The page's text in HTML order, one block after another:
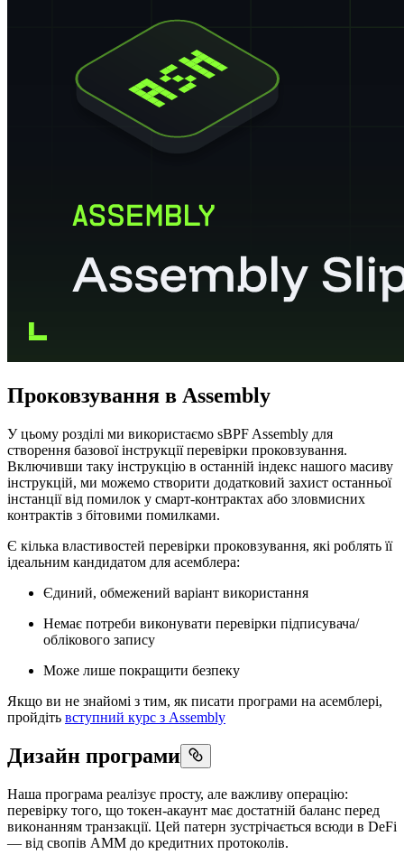
Проковзування в Assembly
У цьому розділі ми використаємо sBPF Assembly для
створення базової інструкції перевірки проковзування.
Включивши таку інструкцію в останній індекс нашого масиву
інструкцій, ми можемо створити додатковий захист останньої
інстанції від помилок у смарт-контрактах або зловмисних
контрактів з бітовими помилками.
Є кілька властивостей перевірки проковзування, які роблять її
ідеальним кандидатом для асемблера:
Єдиний, обмежений варіант використання
Немає потреби виконувати перевірки підписувача/
облікового запису
Може лише покращити безпеку
Якщо ви не знайомі з тим, як писати програми на асемблері,
пройдіть вступний курс з Assembly
Дизайн програми
Наша програма реалізує просту, але важливу операцію:
перевірку того, що токен-акаунт має достатній баланс перед
виконанням транзакції. Цей патерн зустрічається всюди в DeFi
— від свопів AMM до кредитних протоколів.